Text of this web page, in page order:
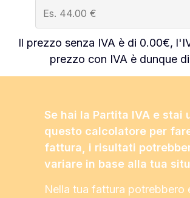
Il prezzo senza IVA è di 0.00€,
prezzo con IVA è dunque di
Se hai la Partita IVA e stai
questo calcolatore per
fattura, i risultati
variare in base alla tua
Nella tua fattura potrebbero